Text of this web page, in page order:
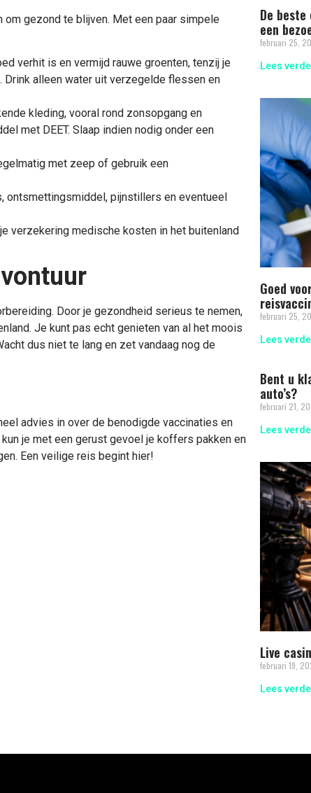
om gezond te blijven. Met een paar simpele
verhit is en vermijd rauwe groenten, tenzij je
alleen water uit verzegelde flessen en
kleding, vooral rond zonsopgang en
met DEET. Slaap indien nodig onder een
met zeep of gebruik een
ontsmettingsmiddel, pijnstillers en eventueel
verzekering medische kosten in het buitenland
Door je gezondheid serieus te nemen,
Je kunt pas echt genieten van al het moois
dus niet te lang en zet vandaag nog de
advies in over de benodigde vaccinaties en
je met een gerust gevoel je koffers pakken en
Een veilige reis begint hier!
De
een
februari 25,
Lees
Goed
februari 25,
Lees
Bent u
auto’s?
februari 21,
Lees
Live
februari 19,
Lees